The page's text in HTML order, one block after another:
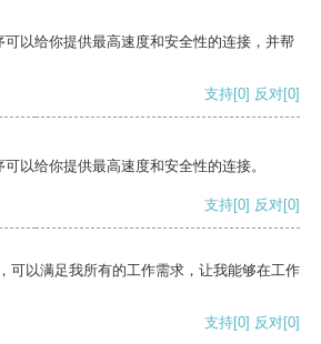
以给你提供最高速度和安全性的连接，并帮
支持[0] 反对[0]
以给你提供最高速度和安全性的连接。
支持[0] 反对[0]
可以满足我所有的工作需求，让我能够在工作
支持[0] 反对[0]